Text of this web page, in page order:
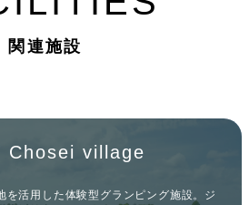
関連施設
Chosei village
を活用した体験型グランピング施設。ジ